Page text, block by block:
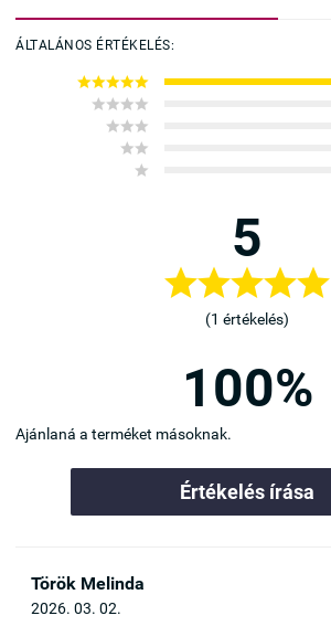
ÁLTALÁNOS ÉRTÉKELÉS:





5

(1 értékelés)
100%
Ajánlaná a terméket másoknak.
Értékelés írása
Török Melinda
2026. 03. 02.